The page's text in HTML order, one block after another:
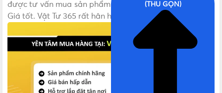
được tư vấn mua sản phẩm Van cửa Chính hãng, Uy tín,
Giá tốt. Vật Tư 365 rất hân hạnh được phục vụ!
(THU GỌN)